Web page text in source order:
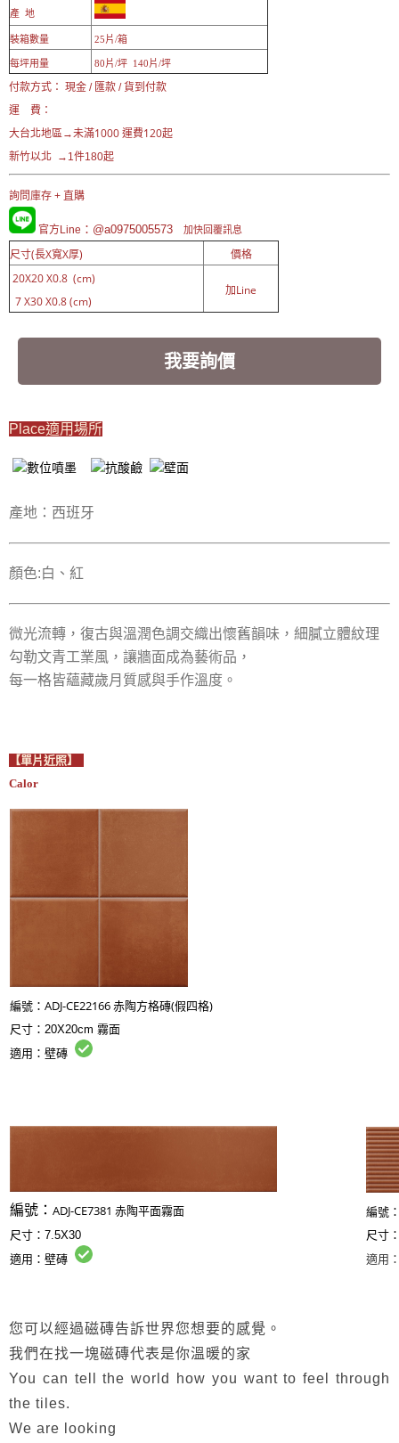
產 地
裝箱數量 25片/箱
每坪用量 80片/坪 140片/坪
付款方式： 現金 / 匯款 / 貨到付款
運 費：
大台北地區→未滿1000 運費120起
新竹以北 →1件180起
詢問庫存 + 直購
官方Line ：@a0975005573 加快回覆訊息
尺寸(長X寬X厚)
價格
20X20 X0.8 (cm)
7 X30 X0.8 (cm)
加Line
我要詢價
Place適用場所
產地：西班牙
顏色:白、紅
微光流轉，復古與溫潤色調交織出懷舊韻味，細膩立體紋理
勾勒文青工業風，讓牆面成為藝術品，
每一格皆蘊藏歲月質感與手作溫度。
【單片近照】
Calor
編號： ADJ-CE22166 赤陶方格磚(假四格)
尺寸：20X20cm 霧面
適用：壁磚
編號： ADJ-CE7381 赤陶平面霧面
尺寸： 7.5X30
適用：壁磚
編號
尺寸
適用
您可以經過磁磚告訴世界您想要的感覺。
我們在找一塊磁磚代表是你溫暖的家
You can tell the world how you want to feel through
the tiles.
We are looking